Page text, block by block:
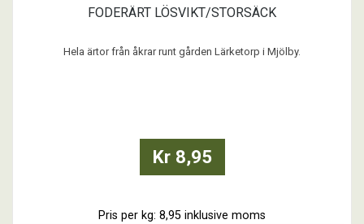
FODERÄRT LÖSVIKT/STORSÄCK
Hela ärtor från åkrar runt gården Lärketorp i Mjölby.
Kr 8,95
Pris per kg: 8,95 inklusive moms